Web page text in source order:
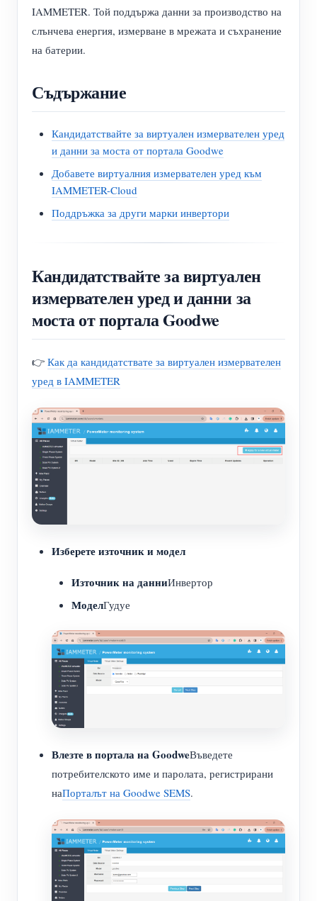
IAMMETER. Той поддържа данни за производство на
слънчева енергия, измерване в мрежата и съхранение
на батерии.
Съдържание
Кандидатствайте за виртуален измервателен уред
и данни за моста от портала Goodwe
Добавете виртуалния измервателен уред към
IAMMETER-Cloud
Поддръжка за други марки инвертори
Кандидатствайте за виртуален
измервателен уред и данни за
моста от портала Goodwe
👉 Как да кандидатствате за виртуален измервателен
уред в IAMMETER
Изберете източник и модел
Източник на данниИнвертор
МоделГудуе
Влезте в портала на GoodweВъведете
потребителското име и паролата, регистрирани
наПорталът на Goodwe SEMS.